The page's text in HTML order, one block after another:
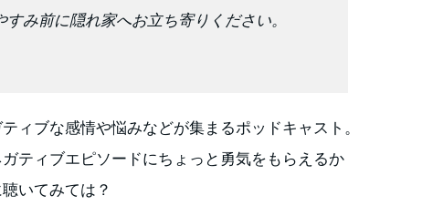
み前に隠れ家へお立ち寄りください。
ィブな感情や悩みなどが集まるポッドキャスト。
ティブエピソードにちょっと勇気をもらえるか
いてみては？